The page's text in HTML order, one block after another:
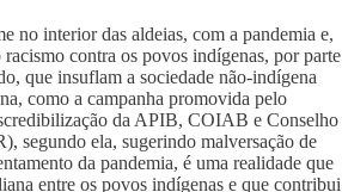
no interior das aldeias, com a pandemia e,
contra os povos indígenas, por parte
que insuflam a sociedade não-indígena
como a campanha promovida pelo
da APIB, COIAB e Conselho
segundo ela, sugerindo malversação de
da pandemia, é uma realidade que
entre os povos indígenas e que contribui